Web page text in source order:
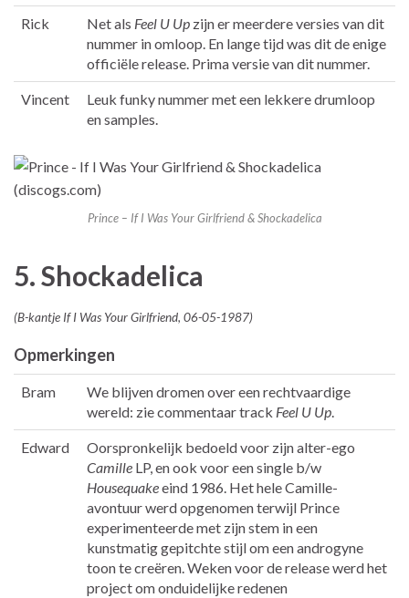
Rick Net als Feel U Up zijn er meerdere versies van dit
nummer in omloop. En lange tijd was dit de enige
officiële release. Prima versie van dit nummer.
Vincent
Leuk funky nummer met een lekkere drumloop
en samples.
Prince – If I Was Your Girlfriend & Shockadelica
5. Shockadelica
(B-kantje If I Was Your Girlfriend, 06-05-1987)
Opmerkingen
Bram
We blijven dromen over een rechtvaardige
wereld: zie commentaar track Feel U Up.
Edward
Oorspronkelijk bedoeld voor zijn alter-ego
Camille LP, en ook voor een single b/w
Housequakeeind 1986. Het hele Camille-
avontuur werd opgenomen terwijl Prince
experimenteerde met zijn stem in een
kunstmatig gepitchte stijl om een androgyne
toon te creëren. Weken voor de release werd het
project om onduidelijke redenen